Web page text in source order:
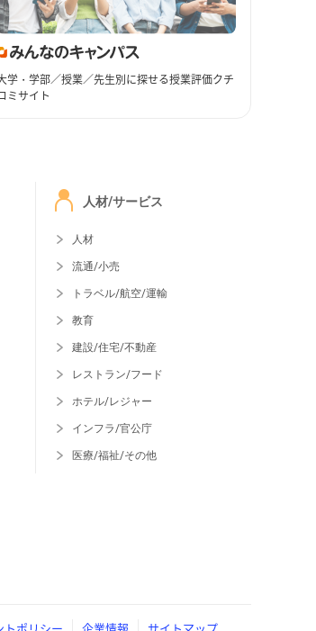
学・学部／授業／先生別に探せる授業評価クチ
ミサイト
人材/サービス
人材
流通/小売
トラベル/航空/運輸
教育
建設/住宅/不動産
レストラン/フード
ホテル/レジャー
インフラ/官公庁
医療/福祉/その他